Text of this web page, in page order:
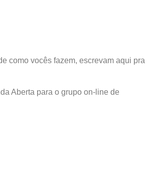
como vocês fazem, escrevam aqui pra
Aberta para o grupo on-line de